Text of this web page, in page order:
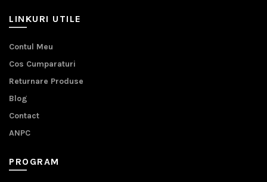
LINKURI UTILE
Contul Meu
Cos Cumparaturi
Returnare Produse
Blog
Contact
ANPC
PROGRAM